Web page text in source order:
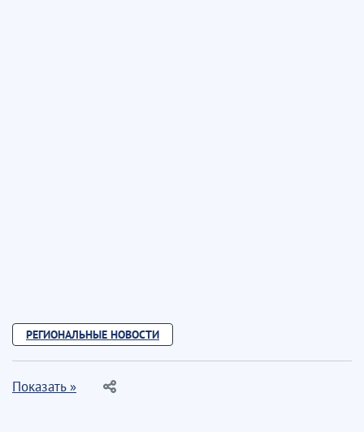
РЕГИОНАЛЬНЫЕ НОВОСТИ
Показать »